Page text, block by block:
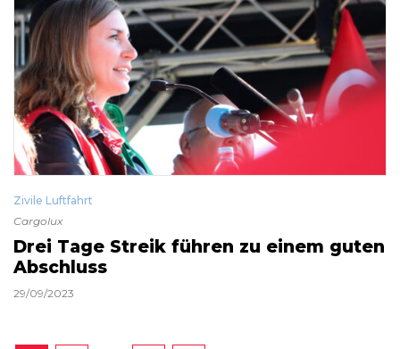
Zivile Luftfahrt
Cargolux
Drei Tage Streik führen zu einem guten
Abschluss
29/09/2023